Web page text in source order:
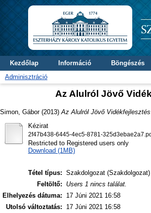
Kezdőlap Információ
Böngészés
Adminisztráció
Az Alulról Jövő
Simon, Gábor(2013) Az Alulról Jövő
Kézirat
2f47b438-6445-4ec5-8781-
Restricted to Registered users only
Download (1MB)
Tétel típus: Szakdolgozat (Szakdolgozat)
Feltöltő:
Users 1 nincs találat.
Elhelyezés dátuma:
17 Júni 2021 16:58
Utolsó változtatás:
17 Júni 2021 16:58